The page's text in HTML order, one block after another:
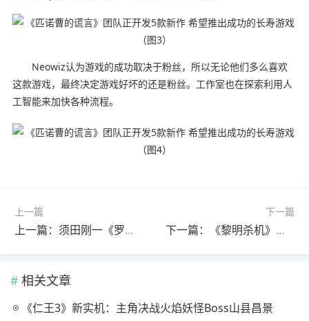
Neowiz认为游戏的成功取决于粉丝，所以无论他们多么喜欢
这款游戏，最终决定游戏好坏的还是粉丝。工作室也在探索利用人
工智能来加快各种流程。
上一篇
上一篇：须田刚一《罗密欧是个绝命侠》发布全新开场预告
下一篇
下一篇：《黎明杀机》联动《怪奇物语》测试 经典美剧惊悚悬疑名作
相关文章
《仁王3》新实机：主角决战火焰妖怪Boss山县昌景